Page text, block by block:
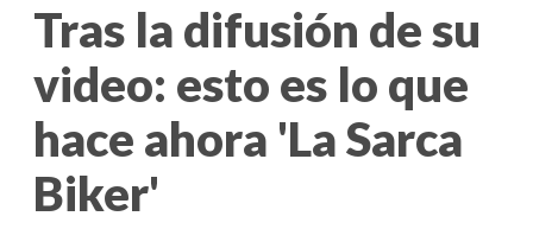
Tras la difusión de su
video: esto es lo que
hace ahora 'La Sarca
Biker'